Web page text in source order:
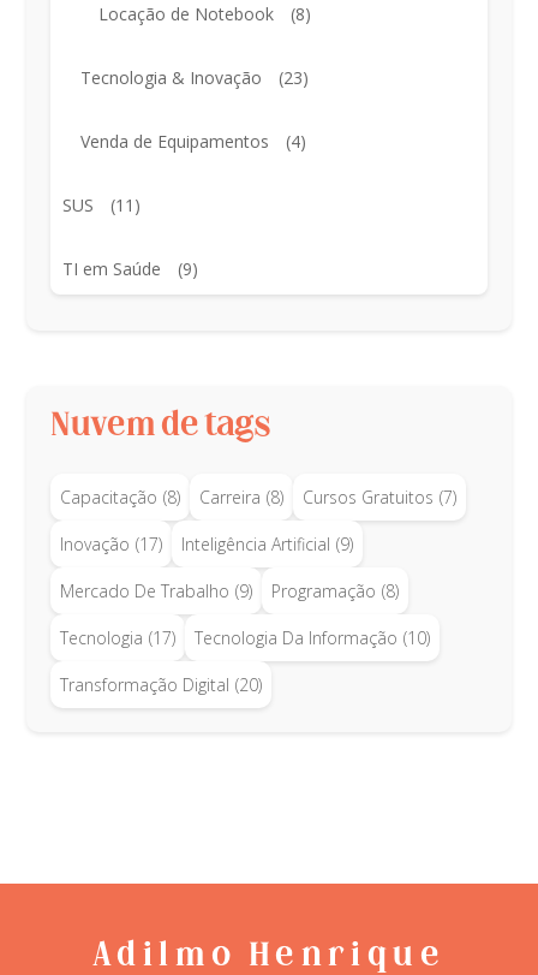
Locação de Notebook (8)
Tecnologia & Inovação (23)
Venda de Equipamentos (4)
SUS (11)
TI em Saúde (9)
Nuvem de tags
Capacitação (8) Carreira (8) Cursos Gratuitos (7)
Inovação (17) Inteligência Artificial (9)
Mercado De Trabalho (9) Programação (8)
Tecnologia (17) Tecnologia Da Informação (10)
Transformação Digital (20)
Adilmo Henrique